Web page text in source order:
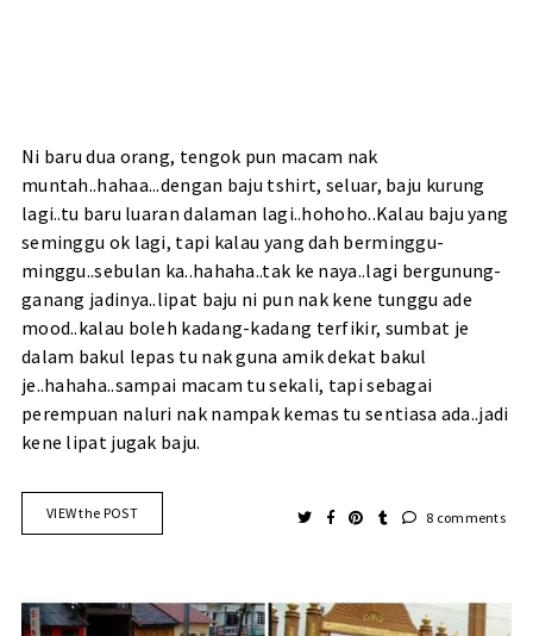
Ni baru dua orang, tengok pun macam nak
muntah..hahaa...dengan baju tshirt, seluar, baju kurung
lagi..tu baru luaran dalaman lagi..hohoho..Kalau baju yang
seminggu ok lagi, tapi kalau yang dah berminggu-
minggu..sebulan ka..hahaha..tak ke naya..lagi bergunung-
ganang jadinya..lipat baju ni pun nak kene tunggu ade
mood..kalau boleh kadang-kadang terfikir, sumbat je
dalam bakul lepas tu nak guna amik dekat bakul
je..hahaha..sampai macam tu sekali, tapi sebagai
perempuan naluri nak nampak kemas tu sentiasa ada..jadi
kene lipat jugak baju.
VIEW the POST 8 comments